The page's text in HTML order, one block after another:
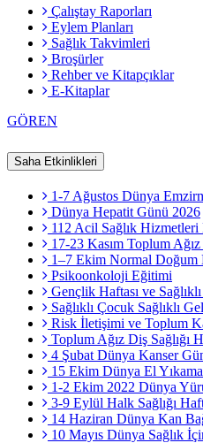
Çalıştay Raporları
Eylem Planları
Sağlık Takvimleri
Broşürler
Rehber ve Kitapçıklar
E-Kitaplar
GÖREN
Saha Etkinlikleri
1-7 Ağustos Dünya
Dünya Hepatit Günü 2026
112 Acil Sağlık Hizmetleri
17-23 Kasım Toplum
1–7 Ekim Normal Doğum
Psikoonkoloji Eğitimi
Gençlik Haftası ve
Sağlıklı Çocuk Sağlıklı
Risk İletişimi ve Toplum
Toplum Ağız Diş Sağlığı
4 Şubat Dünya Kanser
15 Ekim Dünya El
1-2 Ekim 2022 Dünya
3-9 Eylül Halk Sağlığı
14 Haziran Dünya Kan
10 Mayıs Dünya Sağlık